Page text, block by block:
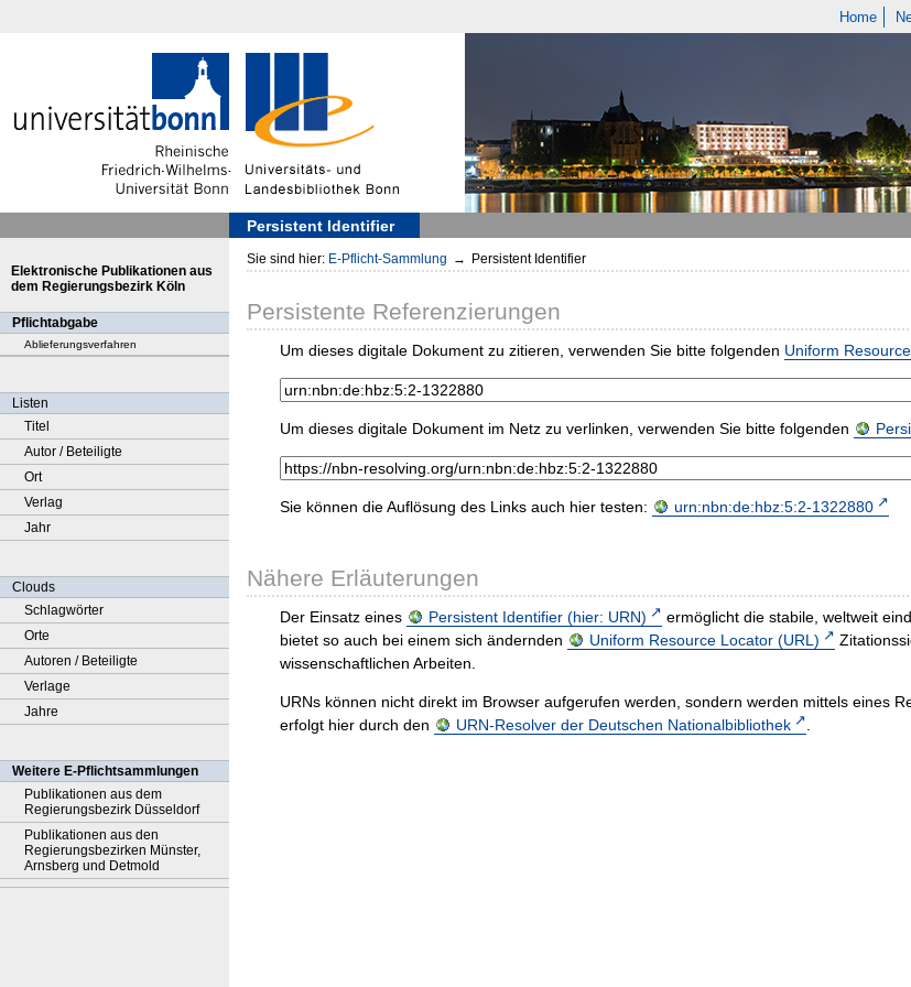
Home
Persistent Identifier
Elektronische Publikationen aus
dem Regierungsbezirk Köln
Pflichtabgabe
Ablieferungsverfahren
Listen
Titel
Autor / Beteiligte
Ort
Verlag
Jahr
Clouds
Schlagwörter
Orte
Autoren / Beteiligte
Verlage
Jahre
Weitere E-Pflichtsammlungen
Publikationen aus dem
Regierungsbezirk Düsseldorf
Publikationen aus den
Regierungsbezirken Münster,
Arnsberg und Detmold
Sie sind hier: E-Pflicht-Sammlung → Persistent Identifier
Persistente Referenzierungen
Um dieses digitale Dokument zu zitieren, verwenden Sie bitte folgenden Uniform
Um dieses digitale Dokument im Netz zu verlinken, verwenden Sie bitte folgenden
Sie können die Auflösung des Links auch hier testen: urn:nbn:de:hbz:5:2-1322880
Nähere Erläuterungen
Der Einsatz eines Persistent Identifier (hier: URN)
ermöglicht die stabile, weltweit
bietet so auch bei einem sich ändernden
Uniform Resource Locator (URL)
wissenschaftlichen Arbeiten.
URNs können nicht direkt im Browser aufgerufen werden, sondern werden mittels eines
erfolgt hier durch den
URN-Resolver der Deutschen Nationalbibliothek .